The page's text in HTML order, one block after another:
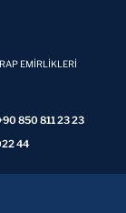
EMİRLİKLERİ
850 811 23 23
44